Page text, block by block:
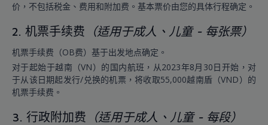
价，不包括税金、费用和附加费。基本票价由您的具体行程确定。
2. 机票手续费 （适用于成人、儿童 - 每张票）
机票手续费（OB费）基于出发地点确定。
对于起始于越南（VN）的国内航班，从2023年8月30日开始，对
于从该日期起发行/兑换的机票，将收取55,000越南盾（VND）的
机票手续费。
3. 行政附加费 （适用于成人、儿童 - 每段）